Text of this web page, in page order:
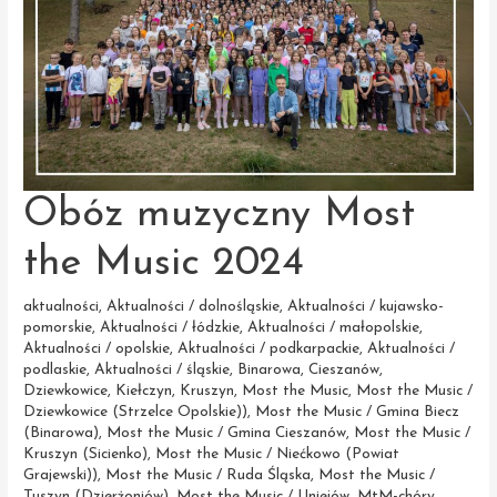
Obóz muzyczny Most
the Music 2024
aktualności,Aktualności / dolnośląskie,Aktualności / kujawsko-
pomorskie,Aktualności / łódzkie,Aktualności / małopolskie,
Aktualności / opolskie,Aktualności / podkarpackie,Aktualności /
podlaskie,Aktualności / śląskie, Binarowa,Cieszanów,
Dziewkowice, Kiełczyn, Kruszyn, Most the Music,
Most the Music /
Dziewkowice (Strzelce Opolskie)),
Most the Music / Gmina Biecz
(Binarowa), Most the Music / Gmina Cieszanów,
Most the Music /
Kruszyn (Sicienko),
Most the Music / Niećkowo (Powiat
Grajewski)), Most the Music / Ruda Śląska,
Most the Music /